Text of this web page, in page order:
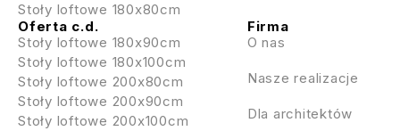
Firma
O nas
Nasze realizacje
Dla architektów
Stoły loftowe 180x80cm
Oferta c.d.
Stoły loftowe 180x90cm
Stoły loftowe 180x100cm
Stoły loftowe 200x80cm
Stoły loftowe 200x90cm
Stoły loftowe 200x100cm